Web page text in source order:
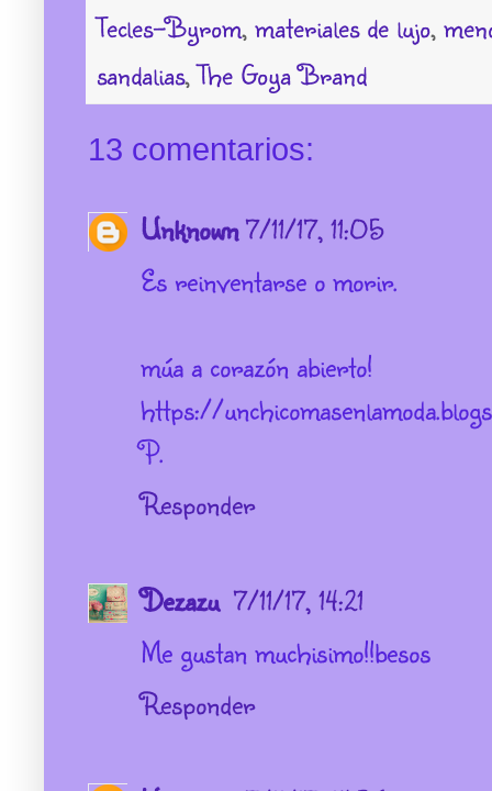
Tecles-Byrom, materiales de lujo,
sandalias,The Goya Brand
13 comentarios:
Unknown7/11/17, 11:05
Es reinventarse o morir.
múa a corazón abierto!
https://
P.
Responder
Dezazu 7/11/17, 14:21
Me gustan muchisimo!!besos
Responder